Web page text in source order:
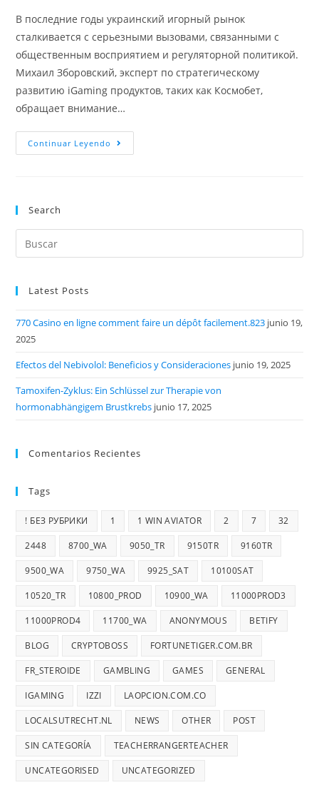
В последние годы украинский игорный рынок
сталкивается с серьезными вызовами, связанными с
общественным восприятием и регуляторной политикой.
Михаил Зборовский, эксперт по стратегическому
развитию iGaming продуктов, таких как Космобет,
обращает внимание…
Continuar Leyendo
Search
Latest Posts
770 Casino en ligne comment faire un dépôt facilement.823 junio 19,
2025
Efectos del Nebivolol: Beneficios y Consideraciones junio 19, 2025
Tamoxifen-Zyklus: Ein Schlüssel zur Therapie von
hormonabhängigem Brustkrebs junio 17, 2025
Comentarios Recientes
Tags
! БЕЗ РУБРИКИ 1 1 WIN AVIATOR 2 7 32
2448 8700_WA 9050_TR 9150TR 9160TR
9500_WA 9750_WA 9925_SAT 10100SAT
10520_TR 10800_PROD 10900_WA 11000PROD3
11000PROD4 11700_WA ANONYMOUS BETIFY
BLOG CRYPTOBOSS FORTUNETIGER.COM.BR
FR_STEROIDE GAMBLING GAMES GENERAL
IGAMING IZZI LAOPCION.COM.CO
LOCALSUTRECHT.NL NEWS OTHER POST
SIN CATEGORÍA TEACHERRANGERTEACHER
UNCATEGORISED UNCATEGORIZED